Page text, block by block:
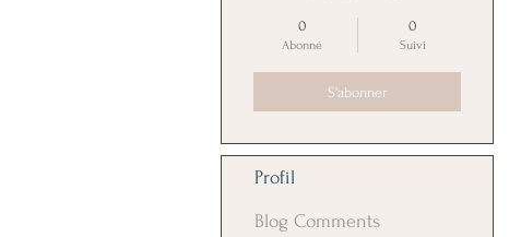
0
Abonné
0
Suivi
S'abonner
Profil
Blog Comments